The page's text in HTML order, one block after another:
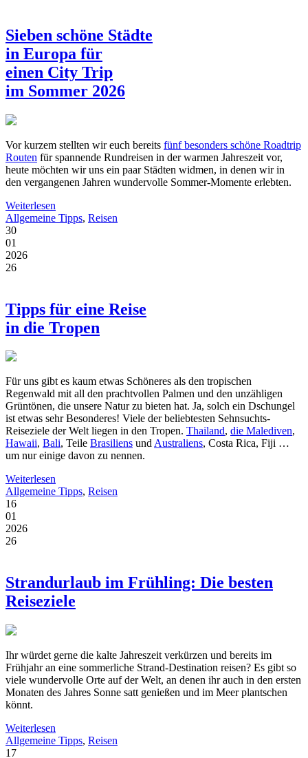
Sieben schöne Städte
in Europa für
einen City Trip
im Sommer 2026
Vor kurzem stellten wir euch bereits fünf besonders schöne Roadtrip
Routen für spannende Rundreisen in der warmen Jahreszeit vor,
heute möchten wir uns ein paar Städten widmen, in denen wir in
den vergangenen Jahren wundervolle Sommer-Momente erlebten.
Weiterlesen
Allgemeine Tipps, Reisen
30
01
2026
26
Tipps für eine Reise
in die Tropen
Für uns gibt es kaum etwas Schöneres als den tropischen
Regenwald mit all den prachtvollen Palmen und den unzähligen
Grüntönen, die unsere Natur zu bieten hat. Ja, solch ein Dschungel
ist etwas sehr Besonderes! Viele der beliebtesten Sehnsuchts-
Reiseziele der Welt liegen in den Tropen. Thailand, die Malediven,
Hawaii, Bali, Teile Brasiliens undAustraliens, Costa Rica, Fiji …
um nur einige davon zu nennen.
Weiterlesen
Allgemeine Tipps, Reisen
16
01
2026
26
Strandurlaub im Frühling: Die besten
Reiseziele
Ihr würdet gerne die kalte Jahreszeit verkürzen und bereits im
Frühjahr an eine sommerliche Strand-Destination reisen? Es gibt so
viele wundervolle Orte auf der Welt, an denen ihr auch in den ersten
Monaten des Jahres Sonne satt genießen und im Meer plantschen
könnt.
Weiterlesen
Allgemeine Tipps, Reisen
17